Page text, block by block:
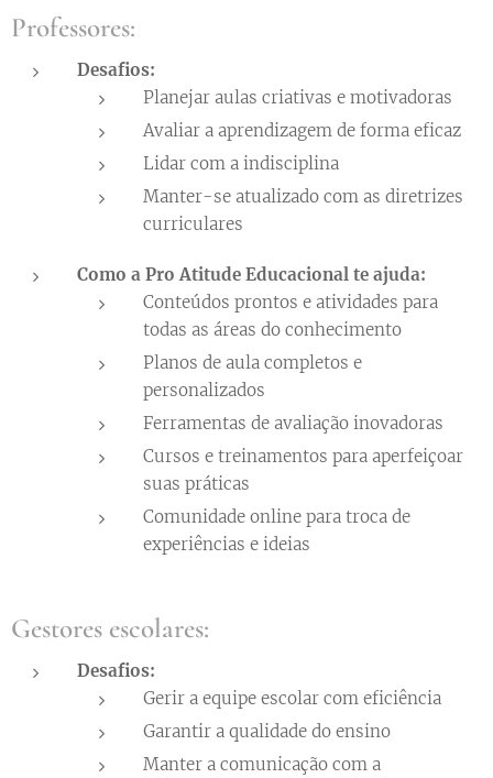
Professores:
Desafios:
Planejar aulas criativas e motivadoras
Avaliar a aprendizagem de forma eficaz
Lidar com a indisciplina
Manter-se atualizado com as diretrizes
curriculares
Como a Pro Atitude Educacional te ajuda:
Conteúdos prontos e atividades para
todas as áreas do conhecimento
Planos de aula completos e
personalizados
Ferramentas de avaliação inovadoras
Cursos e treinamentos para aperfeiçoar
suas práticas
Comunidade online para troca de
experiências e ideias
Gestores escolares:
Desafios:
Gerir a equipe escolar com eficiência
Garantir a qualidade do ensino
Manter a comunicação com a